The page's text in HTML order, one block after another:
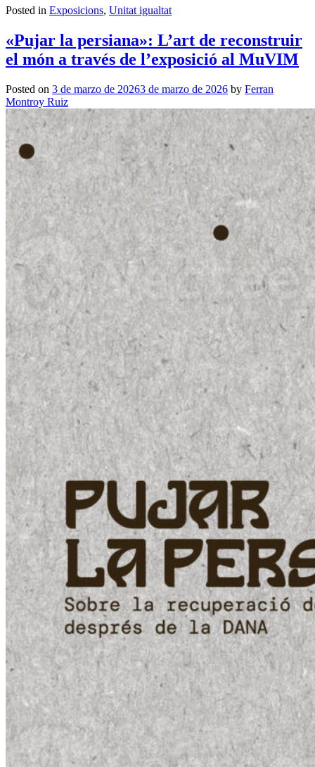
Posted in Exposicions, Unitat igualtat
«Pujar la persiana»: L’art de reconstruir
el món a través de l’exposició al MuVIM
Posted on 3 de marzo de 20263 de marzo de 2026 by Ferran
Montroy Ruiz